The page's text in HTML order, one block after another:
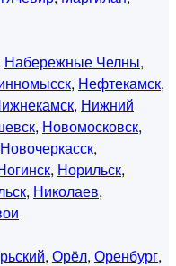
Набережные Челны,
, Нефтекамск,
, Нижний
, Новомосковск,
Новочеркасск,
, Норильск,
, Николаев,
, Орёл, Оренбург,